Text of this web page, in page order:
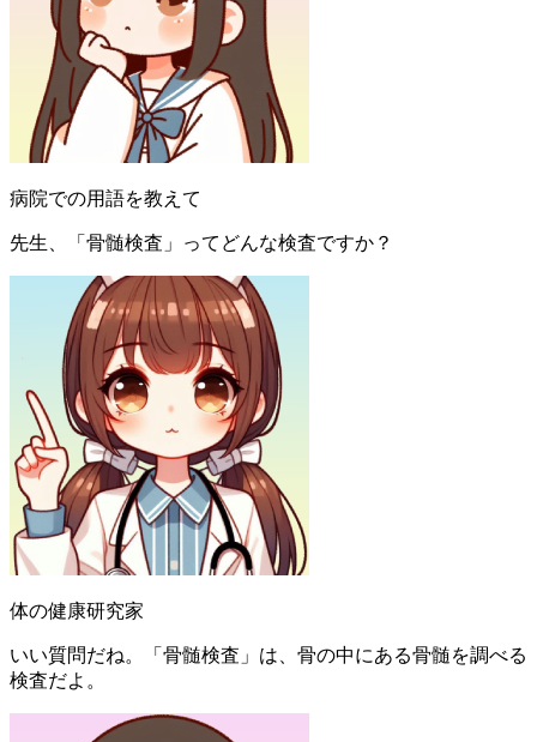
病院での用語を教えて
先生、「骨髄検査」ってどんな検査ですか？
体の健康研究家
いい質問だね。「骨髄検査」は、骨の中にある骨髄を調べる
検査だよ。